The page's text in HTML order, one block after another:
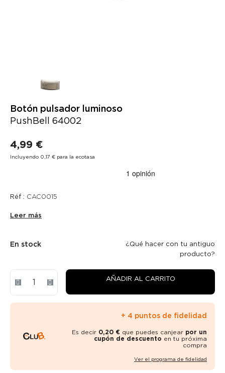
Botón pulsador luminoso
PushBell 64002
4,99 €
Incluyendo 0,17 € para la ecotasa
Réf : CAC0015
Leer más
En stock
¿Qué hacer con tu antiguo
producto?
AÑADIR AL CARRITO
+ 4 puntos de fidelidad
Es decir 0,20 € que puedes canjear por un
cupón de descuento en tu próxima
compra
Ver el programa de fidelidad